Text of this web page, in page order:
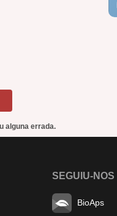
alguna errada.
SEGUIU-NOS
BioAps